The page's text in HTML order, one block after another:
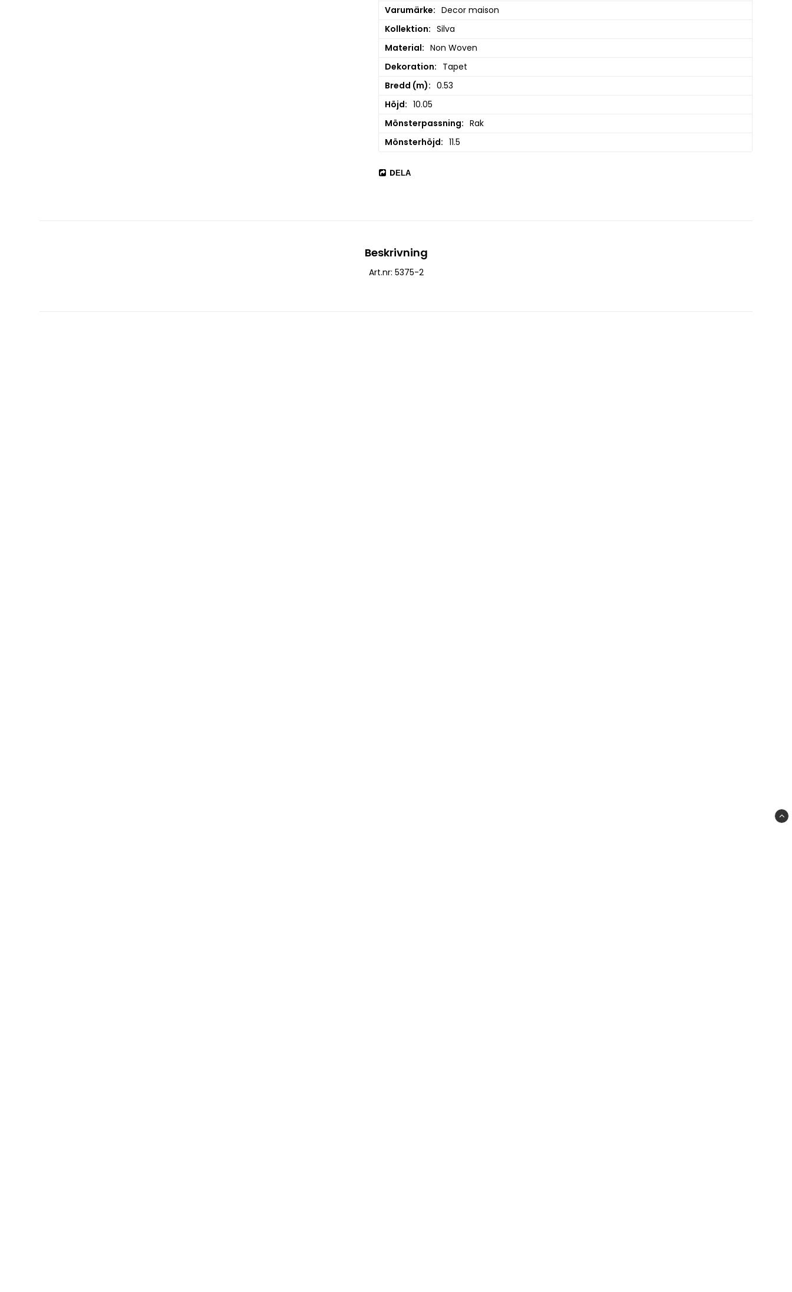
Varumärke
Decor maison
Kollektion
Silva
Material
Non Woven
Dekoration
Tapet
Bredd (m)
0.53
Höjd
10.05
Mönsterpassning
Rak
Mönsterhöjd
11.5
DELA
Beskrivning
Art.nr: 5375-2